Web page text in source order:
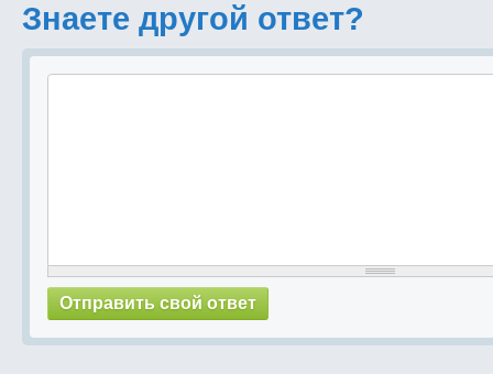
Знаете другой ответ?